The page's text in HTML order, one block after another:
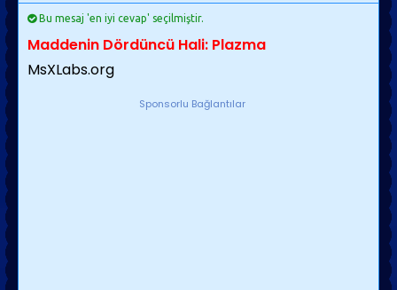
Magma
Kuzey ve güney kutup ışıkları
Bu mesaj 'en iyi cevap' seçilmiştir.
Maddenin Dördüncü Hali: Plazma
MsXLabs.org
Sponsorlu Bağlantılar